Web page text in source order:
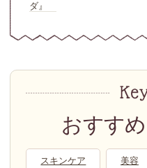
ダ』
おすすめ
スキンケア 美容